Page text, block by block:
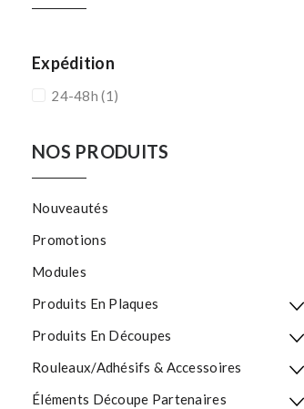
Expédition
24-48h(1)
NOS PRODUITS
Nouveautés
Promotions
Modules
Produits En Plaques
Produits En Découpes
Rouleaux/Adhésifs & Accessoires
Éléments Découpe Partenaires